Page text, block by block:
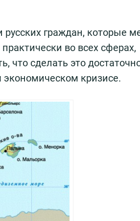
граждан, которые
во всех сферах,
что сделать это
экономическом кризисе.